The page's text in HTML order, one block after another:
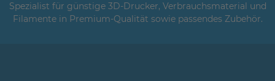
Spezialist für günstige 3D-Drucker, Verbrauchsmaterial und
Filamente in Premium-Qualität sowie passendes Zubehör.